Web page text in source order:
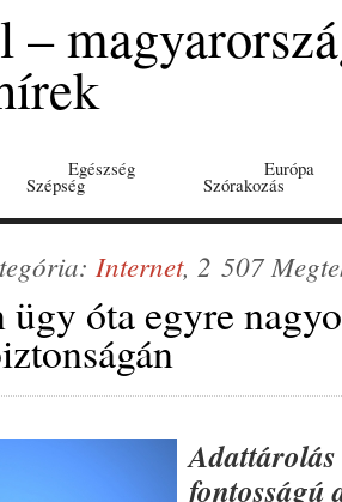
Egészség Európa
Szépség Szórakozás
Internet, 2 507
óta egyre
fontosságú